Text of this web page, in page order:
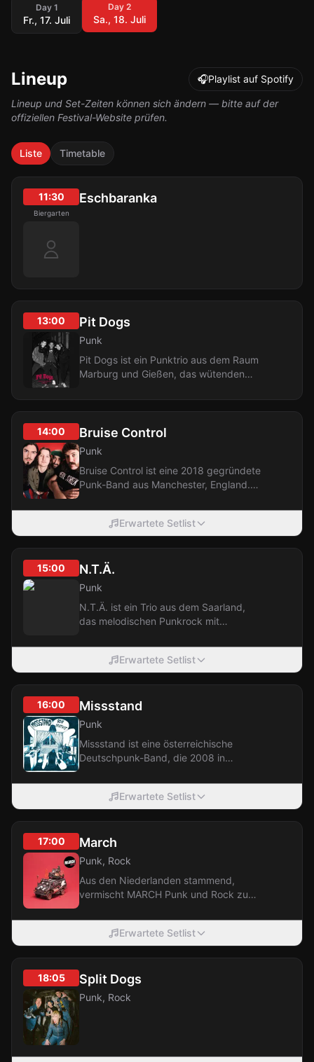
Day 1
Fr., 17. Juli
Day 2
Sa., 18. Juli
Lineup 🎧Playlist auf Spotify
Lineup und Set-Zeiten können sich ändern — bitte auf der
offiziellen Festival-Website prüfen.
Liste Timetable
11:30
Biergarten
Eschbaranka
13:00 Pit Dogs
Punk
Pit Dogs ist ein Punktrio aus dem Raum
Marburg und Gießen, das wütenden
verbindet. Die Band...
14:00 Bruise Control
Punk
Bruise Control ist eine 2018 gegründete
Punk-Band aus Manchester, England.
Garage-Punk,...
Erwartete Setlist
15:00 N.T.Ä.
Punk
N.T.Ä. ist ein Trio aus dem Saarland,
das melodischen Punkrock mit
Einflüssen spielt und...
Erwartete Setlist
16:00 Missstand
Punk
Missstand ist eine österreichische
Deutschpunk-Band, die 2008 in
Graz beheimatet...
Erwartete Setlist
17:00 March
Punk, Rock
Aus den Niederlanden stammend,
vermischt MARCH Punk und Rock zu
Hooks, verglichen mit...
Erwartete Setlist
18:05 Split Dogs
Punk, Rock